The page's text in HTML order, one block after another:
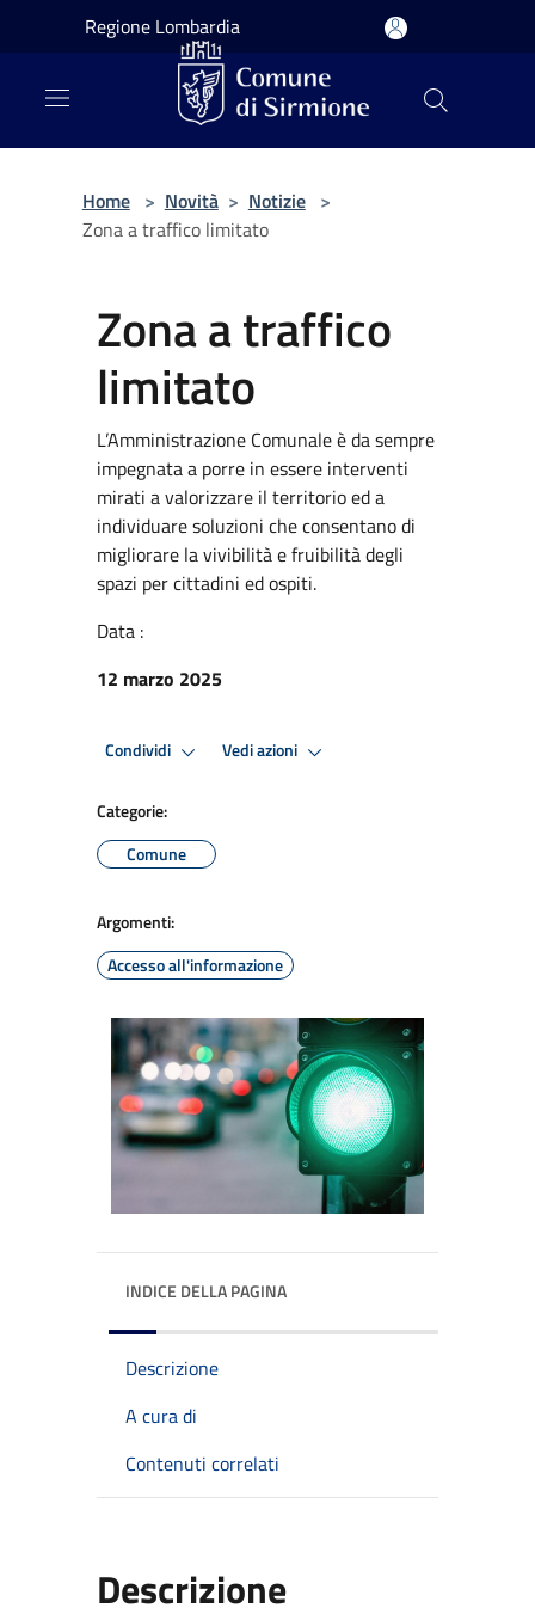
Salta al contenuto principale
Regione Lombardia
Home > Novità > Notizie >
Zona a traffico limitato
Zona a traffico
limitato
L’Amministrazione Comunale è da sempre
impegnata a porre in essere interventi
mirati a valorizzare il territorio ed a
individuare soluzioni che consentano di
migliorare la vivibilità e fruibilità degli
spazi per cittadini ed ospiti.
Data :
12 marzo 2025
Condividi Vedi azioni
Categorie:
Comune
Argomenti:
Accesso all'informazione
INDICE DELLA PAGINA
Descrizione
A cura di
Contenuti correlati
Descrizione